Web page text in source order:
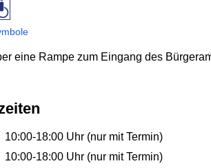
eine Rampe zum Eingang des
10:00-18:00 Uhr (nur mit Termin)
10:00-18:00 Uhr (nur mit Termin)